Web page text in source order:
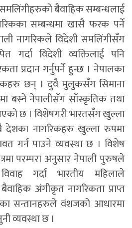
बैवाहिक सम्बन्धलाई
सम्बन्धमा खासै फरक पर्ने
नागरिकले विदेशी समलिंगीसँग
गर्दा विदेशी व्यक्तिलाई पनि
प्रदान गर्नुपर्ने हुन्छ । नेपालका
छन् । दुवै मुलुकसँग सिमाना
बस्ने नेपालीसँग साँस्कृतिक तथा
छ । विशेषगरी भारतसँग खुल्ला
देशका नागरिकहरु खुल्ला रुपमा
गर्न पाउने व्यवस्था छ । विशेष
परम्परा अनुसार नेपाली पुरुषले
गर्दा भारतीय महिलाले
अंगीकृत नागरिकता प्राप्त
सन्तानहरुले वंशजको आधारमा
व्यवस्था छ ।